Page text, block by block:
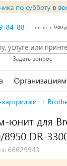
по субботу в
84-88 пн-пт: с 9:00
Задать вопрос
Организациям
>
юнит для
8950 DR-
66629943